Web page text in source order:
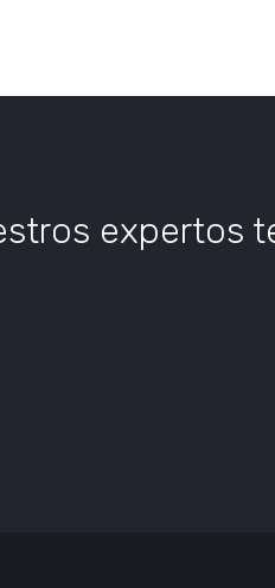
expertos